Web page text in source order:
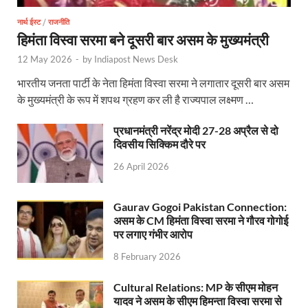
Kuldeep Singh Sengar: CJI की अध्यक्षता वाली बेंच
Kunda Raja Bhaiya: राजा भैया को मिला 1.5 करोड का
Jan-Jan Ki Sarkar: धामी मॉडल ने शासन को जनता के
Ankita Bhandari Case: अंकिता भंडारी केस से संबंधित
Uttarkhand Development Project: मुख्यमंत्री ने
Aravalli Satyagraha Yatra: अरावली की रक्षा के लिए
Voter Mapping: मतदाता मैपिंग आसान बनाने के लिए
Nainital Winter Carnival: मुख्यमंत्री पुष्कर सिंह धामी ने
नार्थ ईस्ट/ राजनीति
हिमंता विस्वा सरमा बने दूसरी बार असम के मुख्यमंत्री
12 May 2026 - by Indiapost News Desk
भारतीय जनता पार्टी के नेता हिमंता विस्वा सरमा ने लगातार दूसरी बार असम
के मुख्यमंत्री के रूप में शपथ ग्रहण कर ली है राज्यपाल लक्ष्मण …
प्रधानमंत्री नरेंद्र मोदी 27-28 अप्रैल से दो
दिवसीय सिक्किम दौरे पर
26 April 2026
Gaurav Gogoi Pakistan Connection:
असम के CM हिमंता विस्वा सरमा ने गौरव गोगोई
पर लगाए गंभीर आरोप
8 February 2026
Cultural Relations: MP के सीएम मोहन
यादव ने असम के सीएम हिमन्ता विस्वा सरमा से